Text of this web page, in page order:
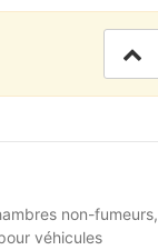
non-fumeurs,
véhicules